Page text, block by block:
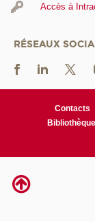
Accès à
RÉSEAUX
Contacts
Bibliothèque